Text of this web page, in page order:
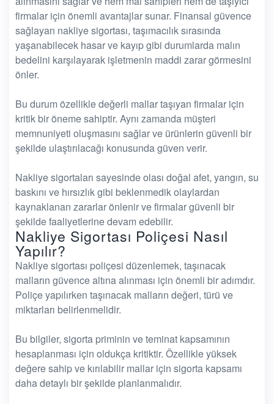
firmalar için önemli avantajlar sunar. Finansal güvence
sağlayan nakliye sigortası, taşımacılık sırasında
yaşanabilecek hasar ve kayıp gibi durumlarda malın
bedelini karşılayarak işletmenin maddi zarar görmesini
önler.
Bu durum özellikle değerli mallar taşıyan firmalar için
kritik bir öneme sahiptir. Aynı zamanda müşteri
memnuniyeti oluşmasını sağlar ve ürünlerin güvenli bir
şekilde ulaştırılacağı konusunda güven verir.
Nakliye sigortaları sayesinde olası doğal afet, yangın, su
baskını ve hırsızlık gibi beklenmedik olaylardan
kaynaklanan zararlar önlenir ve firmalar güvenli bir
şekilde faaliyetlerine devam edebilir.
Nakliye Sigortası Poliçesi Nasıl
Yapılır?
Nakliye sigortası poliçesi düzenlemek, taşınacak
malların güvence altına alınması için önemli bir adımdır.
Poliçe yapılırken taşınacak malların değeri, türü ve
miktarları belirlenmelidir.
Bu bilgiler, sigorta priminin ve teminat kapsamının
hesaplanması için oldukça kritiktir. Özellikle yüksek
değere sahip ve kırılabilir mallar için sigorta kapsamı
daha detaylı bir şekilde planlanmalıdır.